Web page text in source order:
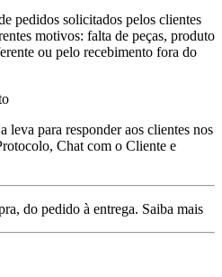
pedidos solicitados pelos clientes
motivos: falta de peças, produto
ou pelo recebimento fora do
leva para responder aos clientes nos
Chat com o Cliente e
do pedido à entrega. Saiba mais